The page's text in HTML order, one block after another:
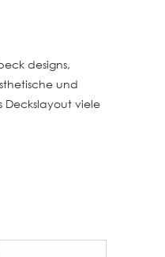
designs,
und
Deckslayout viele